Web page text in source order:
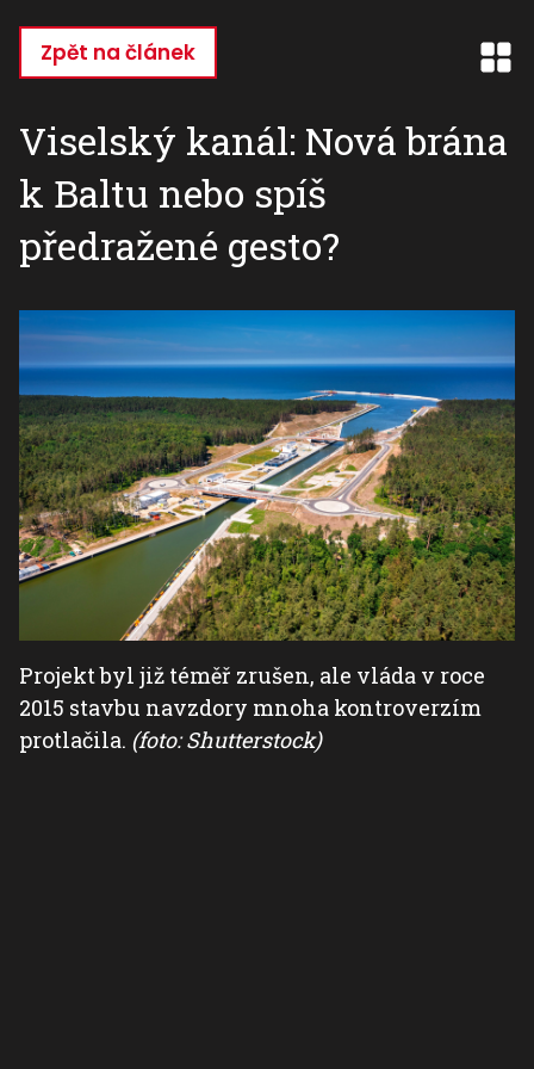
hlavnímu
Zpět na článek
Viselský kanál: Nová brána
k Baltu nebo spíš
předražené gesto?
Projekt byl již téměř zrušen, ale vláda v roce
2015 stavbu navzdory mnoha kontroverzím
protlačila. (foto: Shutterstock)